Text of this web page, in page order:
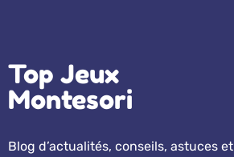
Top Jeux
Montesori
Blog d’actualités, conseils, astuces et